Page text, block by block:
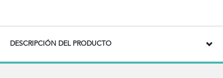
DESCRIPCIÓN DEL PRODUCTO